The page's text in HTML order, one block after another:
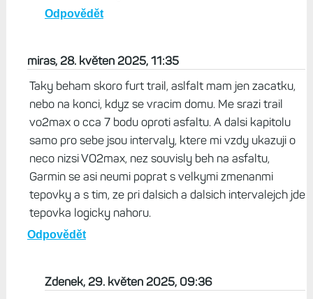
Odpovědět
miras, 28. květen 2025, 11:35
Taky beham skoro furt trail, aslfalt mam jen zacatku,
nebo na konci, kdyz se vracim domu. Me srazi trail
vo2max o cca 7 bodu oproti asfaltu. A dalsi kapitolu
samo pro sebe jsou intervaly, ktere mi vzdy ukazuji o
neco nizsi VO2max, nez souvisly beh na asfaltu,
Garmin se asi neumi poprat s velkymi zmenanmi
tepovky a s tim, ze pri dalsich a dalsich intervalejch jde
tepovka logicky nahoru.
Odpovědět
Zdenek, 29. květen 2025, 09:36